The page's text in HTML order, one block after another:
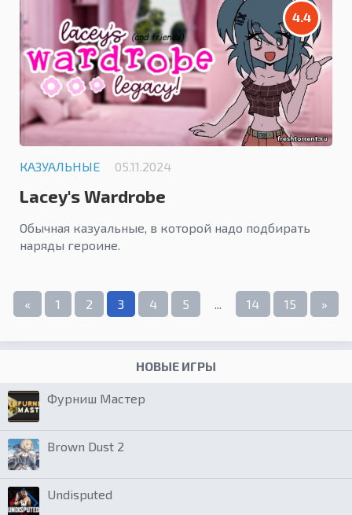
4.4
КАЗУАЛЬНЫЕ 05.11.2024
Lacey's Wardrobe
Обычная казуальные, в которой надо подбирать
наряды героине.
« 1 2 3 4 5 ... 14 15 »
НОВЫЕ ИГРЫ
Фурниш Мастер
Brown Dust 2
Undisputed